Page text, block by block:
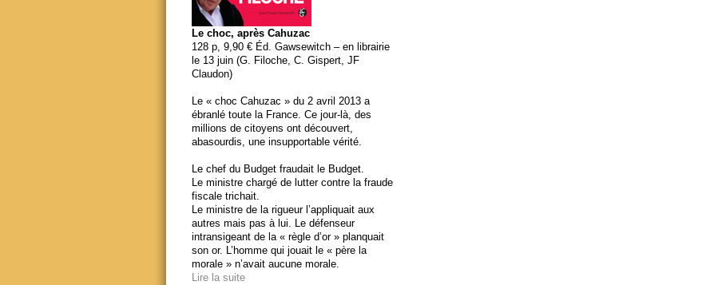
Le choc, après Cahuzac
128 p, 9,90 € Éd. Gawsewitch – en librairie
le 13 juin (G. Filoche, C. Gispert, JF
Claudon)
Le « choc Cahuzac » du 2 avril 2013 a
ébranlé toute la France. Ce jour-là, des
millions de citoyens ont découvert,
abasourdis, une insupportable vérité.
Le chef du Budget fraudait le Budget.
Le ministre chargé de lutter contre la fraude
fiscale trichait.
Le ministre de la rigueur l’appliquait aux
autres mais pas à lui. Le défenseur
intransigeant de la « règle d’or » planquait
son or. L’homme qui jouait le « père la
morale » n’avait aucune morale.
Lire la suite